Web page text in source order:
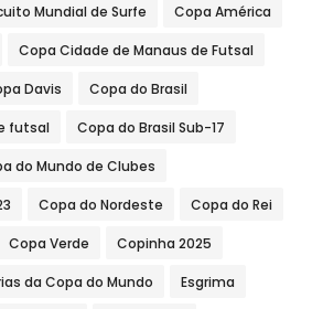
Mundial de Surfe Copa América
Copa Cidade de Manaus de Futsal
Davis Copa do Brasil
futsal Copa do Brasil Sub-17
do Mundo de Clubes
Copa do Nordeste Copa do Rei
Copa Verde Copinha 2025
da Copa do Mundo Esgrima